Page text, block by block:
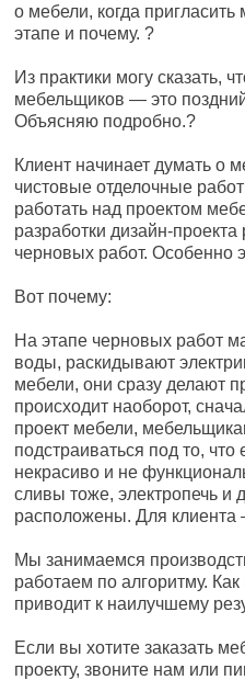
о мебели, когда
этапе и почему. ?
Из практики могу сказать,
мебельщиков — это
Объясняю подробно.?
Клиент начинает думать о
чистовые отделочные
работать над проектом
разработки дизайн-
черновых работ. Особенно
Вот почему:
На этапе черновых работ
воды, раскидывают
мебели, они сразу делают
происходит наоборот,
проект мебели,
подстраиваться под то, что
некрасиво и не
сливы тоже, электропечь и
расположены. Для
Мы занимаемся
работаем по алгоритму.
приводит к наилучшему
Если вы хотите заказать
проекту, звоните нам или